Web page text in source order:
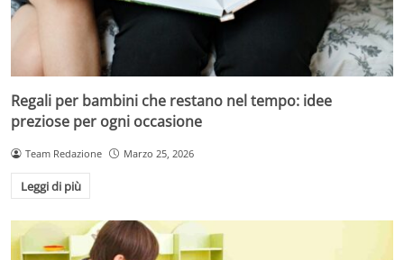
Regali per bambini che restano nel tempo: idee
preziose per ogni occasione
Team Redazione Marzo 25, 2026
Leggi di più